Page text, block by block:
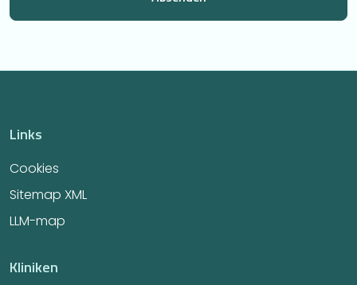
Links
Cookies
Sitemap XML
LLM-map
Kliniken